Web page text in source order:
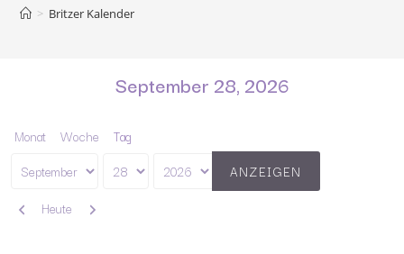
> Britzer Kalender
September 28, 2026
Monat Woche Tag
Monat
Tag
Jahr
Zurück
Heute Weiter